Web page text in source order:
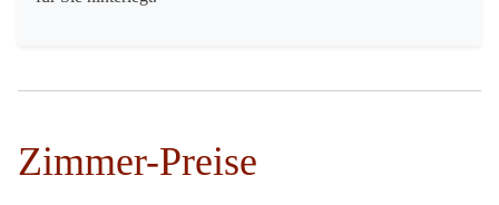
Zimmer-Preise